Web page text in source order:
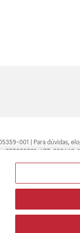
001 | Para dúvidas,
- 355030801-477-
apto a diagnosticar
feitas pela internet.
e a